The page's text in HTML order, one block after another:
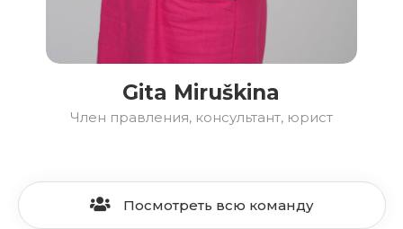
Gita Miruškina
Член правления, консультант, юрист
Посмотреть всю команду